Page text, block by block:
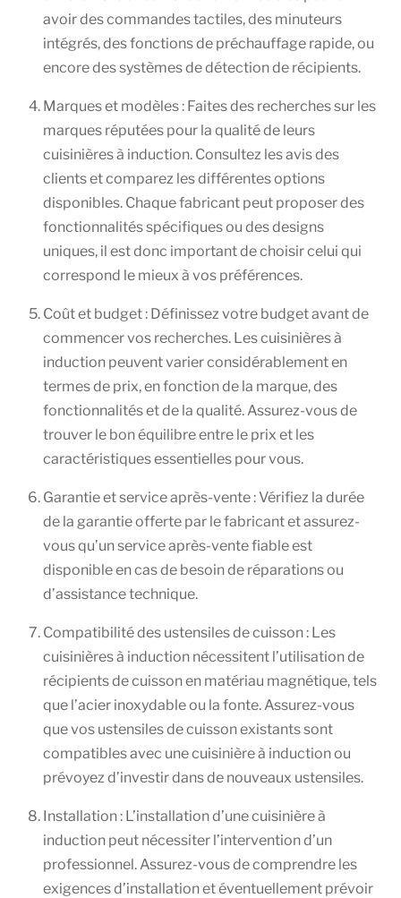
avoir des commandes tactiles, des minuteurs
intégrés, des fonctions de préchauffage rapide, ou
encore des systèmes de détection de récipients.
Marques et modèles : Faites des recherches sur les
marques réputées pour la qualité de leurs
cuisinières à induction. Consultez les avis des
clients et comparez les différentes options
disponibles. Chaque fabricant peut proposer des
fonctionnalités spécifiques ou des designs
uniques, il est donc important de choisir celui qui
correspond le mieux à vos préférences.
Coût et budget : Définissez votre budget avant de
commencer vos recherches. Les cuisinières à
induction peuvent varier considérablement en
termes de prix, en fonction de la marque, des
fonctionnalités et de la qualité. Assurez-vous de
trouver le bon équilibre entre le prix et les
caractéristiques essentielles pour vous.
Garantie et service après-vente : Vérifiez la durée
de la garantie offerte par le fabricant et assurez-
vous qu’un service après-vente fiable est
disponible en cas de besoin de réparations ou
d’assistance technique.
Compatibilité des ustensiles de cuisson : Les
cuisinières à induction nécessitent l’utilisation de
récipients de cuisson en matériau magnétique, tels
que l’acier inoxydable ou la fonte. Assurez-vous
que vos ustensiles de cuisson existants sont
compatibles avec une cuisinière à induction ou
prévoyez d’investir dans de nouveaux ustensiles.
Installation : L’installation d’une cuisinière à
induction peut nécessiter l’intervention d’un
professionnel. Assurez-vous de comprendre les
exigences d’installation et éventuellement prévoir